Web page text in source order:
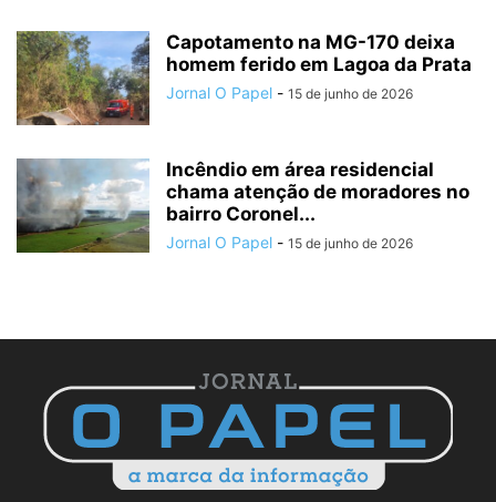
Capotamento na MG-170 deixa
homem ferido em Lagoa da Prata
Jornal O Papel - 15 de junho de 2026
Incêndio em área residencial
chama atenção de moradores no
bairro Coronel...
Jornal O Papel - 15 de junho de 2026